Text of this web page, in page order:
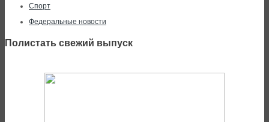
Спорт
Федеральные новости
Полистать свежий выпуск